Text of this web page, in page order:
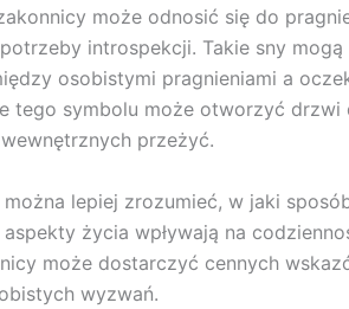
może odnosić się do
introspekcji. Takie sny mogą
osobistymi pragnieniami a
tego symbolu może otworzyć drzwi
przeżyć.
lepiej zrozumieć, w jaki
aspekty życia wpływają na
może dostarczyć cennych
wyzwań.